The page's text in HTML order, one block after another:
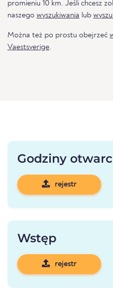
promieniu 10 km. Jeśli chcesz
naszego wyszukiwania lub
Można też po prostu obejrzeć
Vaestsverige.
Godziny
rejestr
Wstęp
rejestr